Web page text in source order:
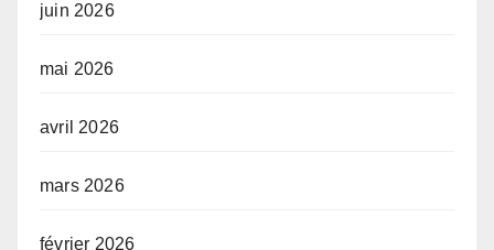
juin 2026
mai 2026
avril 2026
mars 2026
février 2026